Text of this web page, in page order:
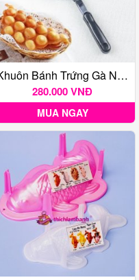
Khuôn Bánh Trứng Gà Non /Egg Waffle
280.000 VNĐ
MUA NGAY